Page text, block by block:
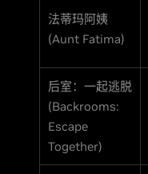
法蒂玛阿姨
(Aunt Fatima)
后室：一起逃脱
(Backrooms:
Escape
Together)